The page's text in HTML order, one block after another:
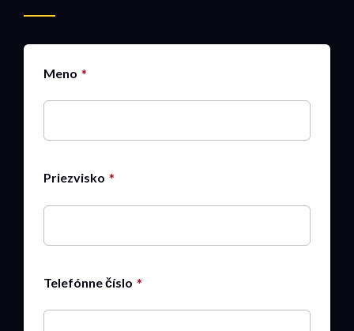
Meno
Priezvisko
Telefónne číslo